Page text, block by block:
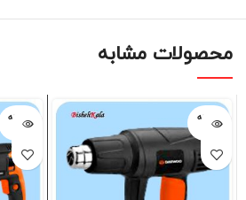
محصولات مشابه
فروخته
شده
فروخته
شده